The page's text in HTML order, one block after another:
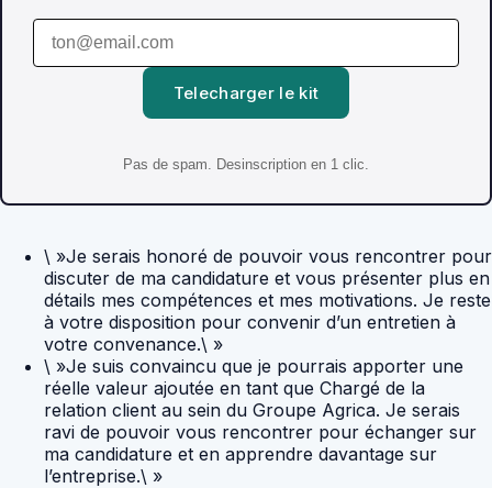
Telecharger le kit
Pas de spam. Desinscription en 1 clic.
\ »Je serais honoré de pouvoir vous rencontrer pour
discuter de ma candidature et vous présenter plus en
détails mes compétences et mes motivations. Je reste
à votre disposition pour convenir d’un entretien à
votre convenance.\ »
\ »Je suis convaincu que je pourrais apporter une
réelle valeur ajoutée en tant que Chargé de la
relation client au sein du Groupe Agrica. Je serais
ravi de pouvoir vous rencontrer pour échanger sur
ma candidature et en apprendre davantage sur
l’entreprise.\ »